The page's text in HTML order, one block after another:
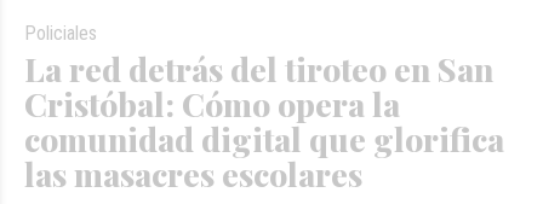
La red detrás del tiroteo en San
Cristóbal: Cómo opera la
comunidad digital que glorifica
las masacres escolares
Policiales